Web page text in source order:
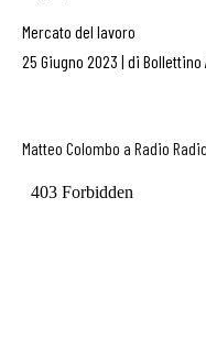
Mercato del lavoro
25 Giugno 2023 | di Bollettino
Matteo Colombo a Radio